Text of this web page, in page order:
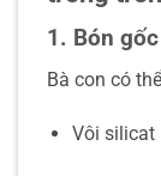
1. Bón gốc
Bà con có
Vôi silicat